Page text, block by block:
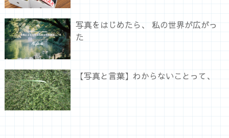
写真をはじめたら、 私の世界が広がっ
た
【写真と言葉】わからないことって、